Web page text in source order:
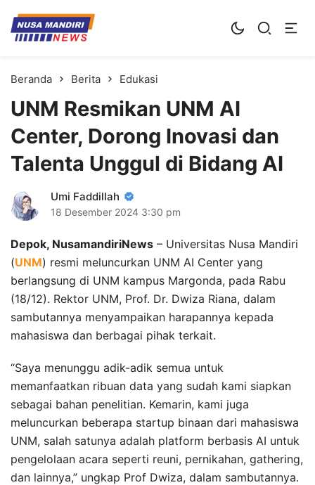
Kampus Digital Bisnis
Universitas Nusa Mandiri
Beranda Berita Edukasi
UNM Resmikan UNM AI
Center, Dorong Inovasi dan
Talenta Unggul di Bidang AI
Umi Faddillah
18 Desember 2024 3:30 pm
Depok, NusamandiriNews – Universitas Nusa Mandiri
(UNM) resmi meluncurkan UNM AI Center yang
berlangsung di UNM kampus Margonda, pada Rabu
(18/12). Rektor UNM, Prof. Dr. Dwiza Riana, dalam
sambutannya menyampaikan harapannya kepada
mahasiswa dan berbagai pihak terkait.
“Saya menunggu adik-adik semua untuk
memanfaatkan ribuan data yang sudah kami siapkan
sebagai bahan penelitian. Kemarin, kami juga
meluncurkan beberapa startup binaan dari mahasiswa
UNM, salah satunya adalah platform berbasis AI untuk
pengelolaan acara seperti reuni, pernikahan, gathering,
dan lainnya,” ungkap Prof Dwiza, dalam sambutannya.